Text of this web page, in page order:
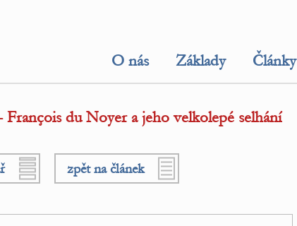
O nás Základy Články
du Noyer a jeho velkolepé selhání
zpět na článek